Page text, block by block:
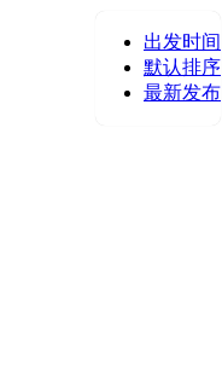
出发时间
默认排序
最新发布